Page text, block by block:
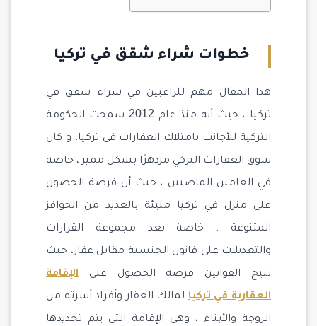
خطوات شراء شقق في تركيا
هذا المقال مهم للراغبين في شراء شقق في
تركيا ، حيث أنه منذ عام 2012 سمحت الحكومة
التركية للأجانب بامتلاك العقارات في تركيا، و كان
سوق العقارات التركي مزدهرًا بشكل مميز ، خاصة
في العامين الماضيين ، حيث أن فرصة الحصول
على منزل في تركيا مليئة بالعديد من الحوافز
المتنوعة ، خاصة بعد مجموعة القرارات
والتعديلات على قانون الجنسية مقابل عقار، حيث
تتيح القوانين فرصة الحصول على الإقامة
العقارية في تركيالمالك العقار وأفراد أسرته من
الزوجة والأبناء ، وهي الإقامة التي يتم تجديدها